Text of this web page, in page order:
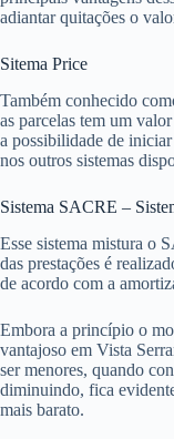
adiantar quitações o
Sitema Price
Também conhecido
as parcelas tem um
a possibilidade de
nos outros sistemas
Sistema SACRE –
Esse sistema mistura o
das prestações é
de acordo com a
Embora a princípio o
vantajoso em Vista
ser menores, quando
diminuindo, fica
mais barato.